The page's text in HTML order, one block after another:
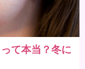
て本当？冬に